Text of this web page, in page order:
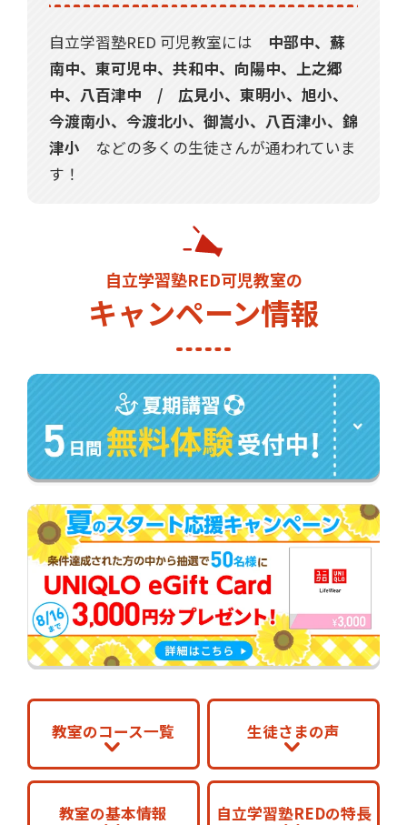
自立学習塾RED 可児教室には 中部中、蘇
南中、東可児中、共和中、向陽中、上之郷
中、八百津中 / 広見小、東明小、旭小、
今渡南小、今渡北小、御嵩小、八百津小、錦
津小 などの多くの生徒さんが通われていま
す！
自立学習塾RED可児教室の
キャンペーン情報
教室のコース一覧 生徒さまの声
教室の基本情報 自立学習塾REDの特長